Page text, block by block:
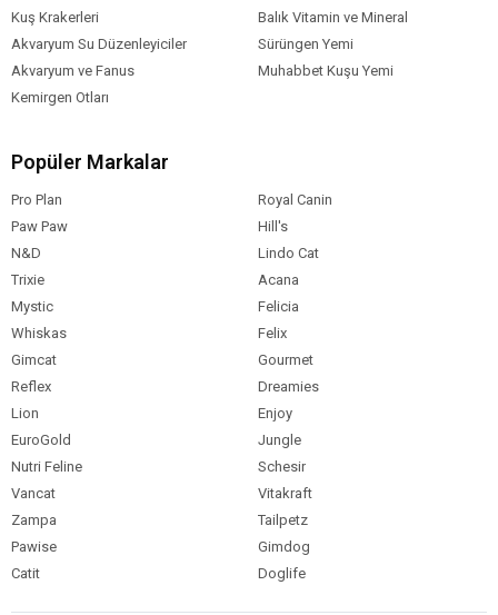
Ham Protein: %26
Yağ İçeriği: %9
Ham Selüloz: %3,5
Ham Kül: %11
Kedi Yaş Aralığı Yetişkin (1-7 Yaş)
Kedi Maması
Formu
Kedi Maması
Tahıl Oranı
Kedi Özel
Gereksinim
Dengeli Beslenme
Kedi Maması
İçerik
Kedi Maması
Paket Boyutu
Kedi Irk Özelliği Tümüne Uygun
Kuş Krakerleri
Balık Vitamin ve Mineral
Akvaryum Su Düzenleyiciler
Sürüngen Yemi
Akvaryum ve Fanus
Muhabbet Kuşu Yemi
Kemirgen Otları
Popüler Markalar
Pro Plan
Royal Canin
Paw Paw
Hill's
N&D
Lindo Cat
Trixie
Acana
Mystic
Felicia
Whiskas
Felix
Gimcat
Gourmet
Reflex
Dreamies
Lion
Enjoy
EuroGold
Jungle
Nutri Feline
Schesir
Vancat
Vitakraft
Zampa
Tailpetz
Pawise
Gimdog
Catit
Doglife